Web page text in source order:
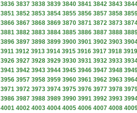
3836 3837 3838 3839 3840 3841 3842 3843
3851 3852 3853 3854 3855 3856 3857 3858
3866 3867 3868 3869 3870 3871 3872 3873
3881 3882 3883 3884 3885 3886 3887 3888
3896 3897 3898 3899 3900 3901 3902 3903
3911 3912 3913 3914 3915 3916 3917 3918 3919
3926 3927 3928 3929 3930 3931 3932 3933
3941 3942 3943 3944 3945 3946 3947 3948
3956 3957 3958 3959 3960 3961 3962 3963
3971 3972 3973 3974 3975 3976 3977 3978
3986 3987 3988 3989 3990 3991 3992 3993
4001 4002 4003 4004 4005 4006 4007 4008